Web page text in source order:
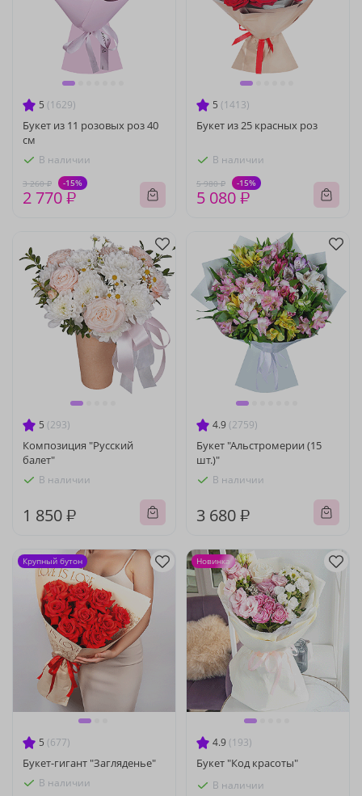
5 (1629)
Букет из 11 розовых роз 40
см
В наличии
3 260 ₽ -15%
2 770 ₽
5 (1413)
Букет из 25 красных роз
В наличии
5 980 ₽ -15%
5 080 ₽
5 (293)
Композиция "Русский
балет"
В наличии
1 850 ₽
4.9 (2759)
Букет "Альстромерии (15
шт.)"
В наличии
3 680 ₽
5 (677)
Букет-гигант "Загляденье"
В наличии
Крупный бутон
4.9 (193)
Букет "Код красоты"
В наличии
Новинка